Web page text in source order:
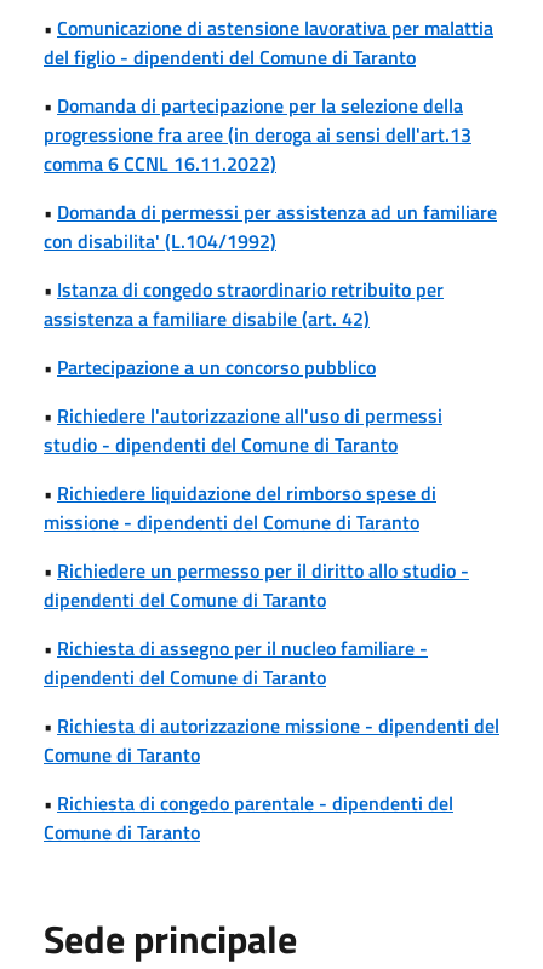
• Comunicazione di astensione lavorativa per malattia
del figlio - dipendenti del Comune di Taranto
• Domanda di partecipazione per la selezione della
progressione fra aree (in deroga ai sensi dell'art.13
comma 6 CCNL 16.11.2022)
• Domanda di permessi per assistenza ad un familiare
con disabilita' (L.104/1992)
• Istanza di congedo straordinario retribuito per
assistenza a familiare disabile (art. 42)
• Partecipazione a un concorso pubblico
• Richiedere l'autorizzazione all'uso di permessi
studio - dipendenti del Comune di Taranto
• Richiedere liquidazione del rimborso spese di
missione - dipendenti del Comune di Taranto
• Richiedere un permesso per il diritto allo studio -
dipendenti del Comune di Taranto
• Richiesta di assegno per il nucleo familiare -
dipendenti del Comune di Taranto
• Richiesta di autorizzazione missione - dipendenti del
Comune di Taranto
• Richiesta di congedo parentale - dipendenti del
Comune di Taranto
Sede principale